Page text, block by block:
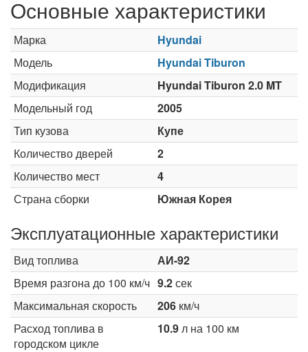
Основные характеристики
Марка
Hyundai
Модель
Hyundai Tiburon
Модификация
Hyundai Tiburon 2.0 MT
Модельный год
2005
Тип кузова
Купе
Количество дверей
2
Количество мест
4
Страна сборки
Южная Корея
Эксплуатационные характеристики
Вид топлива
АИ-92
Время разгона до 100 км/ч 9.2сек
Максимальная скорость
206 км/ч
Расход топлива в
городском цикле
10.9л на 100 км